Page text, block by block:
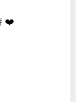
❤️